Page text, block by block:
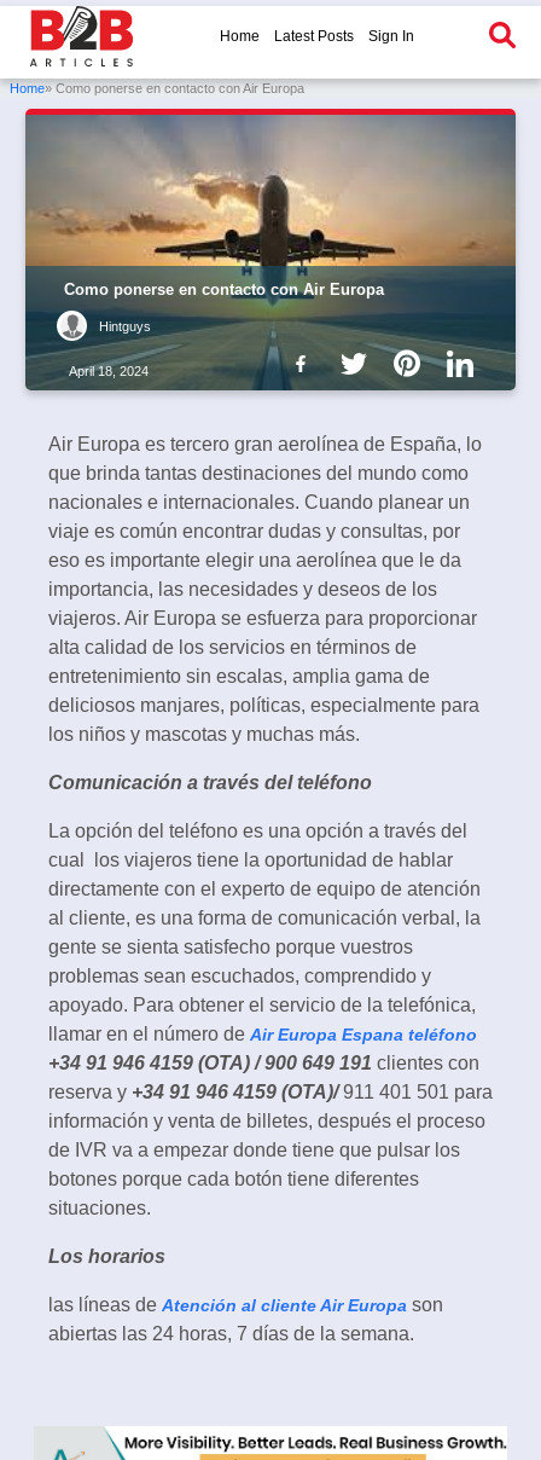
Home Latest Posts Sign In
Home» Como ponerse en contacto con Air Europa
Como ponerse en contacto con Air Europa
Hintguys
April 18, 2024
Air Europa es tercero gran aerolínea de España, lo
que brinda tantas destinaciones del mundo como
nacionales e internacionales. Cuando planear un
viaje es común encontrar dudas y consultas, por
eso es importante elegir una aerolínea que le da
importancia, las necesidades y deseos de los
viajeros. Air Europa se esfuerza para proporcionar
alta calidad de los servicios en términos de
entretenimiento sin escalas, amplia gama de
deliciosos manjares, políticas, especialmente para
los niños y mascotas y muchas más.
Comunicación a través del teléfono
La opción del teléfono es una opción a través del
cual los viajeros tiene la oportunidad de hablar
directamente con el experto de equipo de atención
al cliente, es una forma de comunicación verbal, la
gente se sienta satisfecho porque vuestros
problemas sean escuchados, comprendido y
apoyado. Para obtener el servicio de la telefónica,
llamar en el número de Air Europa Espana teléfono
+34 91 946 4159 (OTA) / 900 649 191 clientes con
reserva y +34 91 946 4159 (OTA)/911 401 501 para
información y venta de billetes, después el proceso
de IVR va a empezar donde tiene que pulsar los
botones porque cada botón tiene diferentes
situaciones.
Los horarios
las líneas de Atención al cliente Air Europa son
abiertas las 24 horas, 7 días de la semana.